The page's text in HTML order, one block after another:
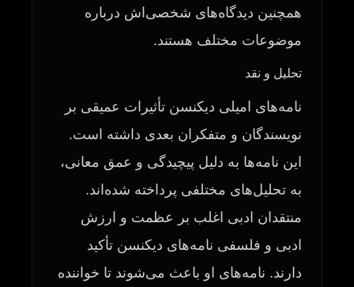
همچنین دیدگاه‌های شخصی‌اش درباره
موضوعات مختلف هستند.
تحلیل و نقد
نامه‌های امیلی دیکنسن تأثیرات عمیقی بر
نویسندگان و متفکران بعدی داشته است.
این نامه‌ها به دلیل پیچیدگی و عمق معانی،
به تحلیل‌های مختلفی پرداخته شده‌اند.
منتقدان ادبی اغلب بر عظمت و ارزش
ادبی و فلسفی نامه‌های دیکنسن تأکید
دارند. نامه‌های او باعث می‌شوند تا خواننده